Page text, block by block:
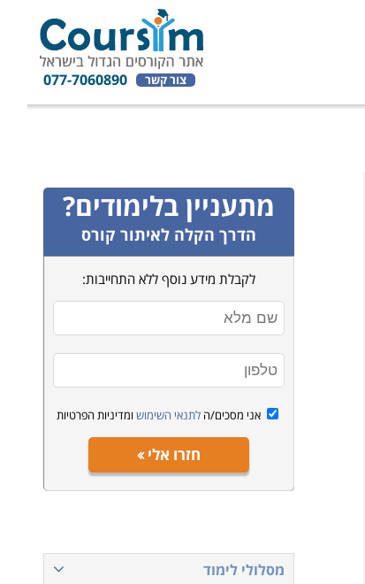
צור קשר 077-7060890
מתעניין בלימודים?
הדרך הקלה לאיתור קורס
לקבלת מידע נוסף ללא התחייבות:
אני מסכים/הלתנאי השימוש ומדיניות הפרטיות
חזרו אלי
מסלולי לימוד